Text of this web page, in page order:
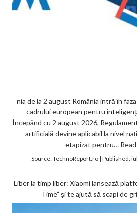
nia de la 2 august România intră în
cadrului european pentru
Începând cu 2 august 2026,
artificială devine aplicabil la nivel
etapizat pentru…
Source:TechnoReport.ro| Published:
Liber la timp liber: Xiaomi lansează
Time” și te ajută să scapi de